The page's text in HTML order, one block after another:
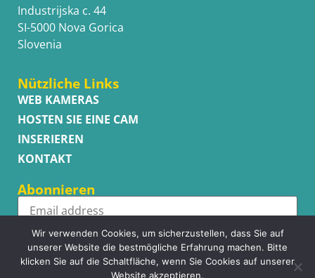
Industrijska c. 44
SI-5000 Nova Gorica
Slovenia
Nützliche Links
WEB KAMERAS
HOSTEN SIE EINE CAM
INSERIEREN
KONTAKT
Abonnieren
Subscribe
Wir verwenden Cookies, um sicherzustellen, dass Sie auf
unserer Website die bestmögliche Erfahrung machen. Bitte
klicken Sie auf die Schaltfläche, wenn Sie Cookies auf unserer
Website akzeptieren.